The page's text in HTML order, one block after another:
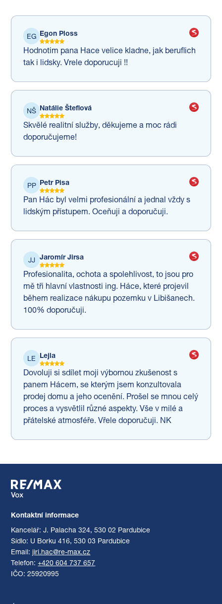
EG Egon Ploss
Hodnotim pana Hace velice kladne, jak beruflich
tak i lidsky. Vrele doporucuji !!
NŠ Natálie Šteflová
Skvělé realitní služby, děkujeme a moc rádi
doporučujeme!
PP Petr Pisa
Pan Hác byl velmi profesionální a jednal vždy s
lidským přístupem. Oceňuji a doporučuji.
JJ Jaromír Jirsa
Profesionalita, ochota a spolehlivost, to jsou pro
mě tři hlavní vlastnosti ing. Háce, které projevil
během realizace nákupu pozemku v Libišanech.
100% doporučuji.
LE Lejla
Dovoluji si sdílet moji výbornou zkušenost s
panem Hácem, se kterým jsem konzultovala
prodej domu a jeho ocenění. Prošel se mnou celý
proces a vysvětlil různé aspekty. Vše v milé a
přátelské atmosféře. Vřele doporučuji. NK
Kontaktní informace
Kancelář: J. Palacha 324, 530 02 Pardubice
Sídlo: U Borku 416, 530 03 Pardubice
Email:
jiri.hac@re-max.cz
Telefon:+420 604 737 657
IČO: 25920995